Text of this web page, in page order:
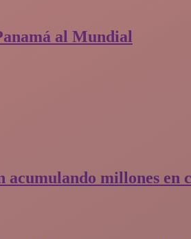
al Mundial
acumulando millones en